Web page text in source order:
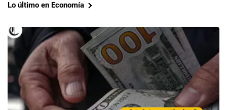
Lo último en Economía